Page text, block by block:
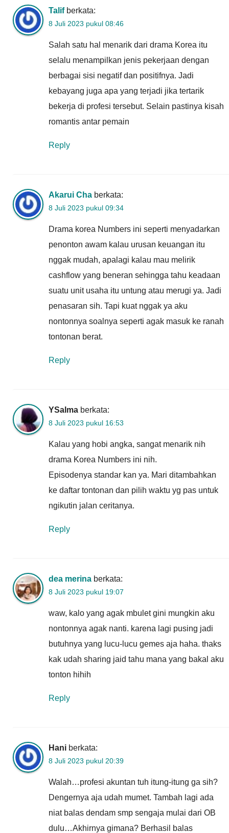
Talif berkata:
8 Juli 2023 pukul 08:46
Salah satu hal menarik dari drama Korea itu
selalu menampilkan jenis pekerjaan dengan
berbagai sisi negatif dan positifnya. Jadi
kebayang juga apa yang terjadi jika tertarik
bekerja di profesi tersebut. Selain pastinya kisah
romantis antar pemain
Reply
Akarui Cha berkata:
8 Juli 2023 pukul 09:34
Drama korea Numbers ini seperti menyadarkan
penonton awam kalau urusan keuangan itu
nggak mudah, apalagi kalau mau melirik
cashflow yang beneran sehingga tahu keadaan
suatu unit usaha itu untung atau merugi ya. Jadi
penasaran sih. Tapi kuat nggak ya aku
nontonnya soalnya seperti agak masuk ke ranah
tontonan berat.
Reply
YSalma berkata:
8 Juli 2023 pukul 16:53
Kalau yang hobi angka, sangat menarik nih
drama Korea Numbers ini nih.
Episodenya standar kan ya. Mari ditambahkan
ke daftar tontonan dan pilih waktu yg pas untuk
ngikutin jalan ceritanya.
Reply
dea merina berkata:
8 Juli 2023 pukul 19:07
waw, kalo yang agak mbulet gini mungkin aku
nontonnya agak nanti. karena lagi pusing jadi
butuhnya yang lucu-lucu gemes aja haha. thaks
kak udah sharing jaid tahu mana yang bakal aku
tonton hihih
Reply
Hani berkata:
8 Juli 2023 pukul 20:39
Walah…profesi akuntan tuh itung-itung ga sih?
Dengernya aja udah mumet. Tambah lagi ada
niat balas dendam smp sengaja mulai dari OB
dulu…Akhirnya gimana? Berhasil balas